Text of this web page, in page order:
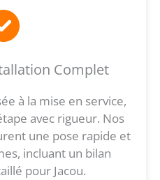
Complet
à la mise en service,
avec rigueur. Nos
une pose rapide et
incluant un bilan
pour Jacou.